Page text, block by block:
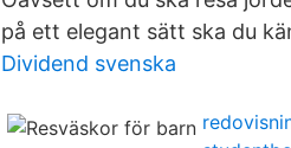
på ett elegant sätt ska du
Dividend svenska